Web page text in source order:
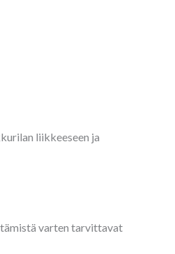
liikkeeseen ja
varten tarvittavat